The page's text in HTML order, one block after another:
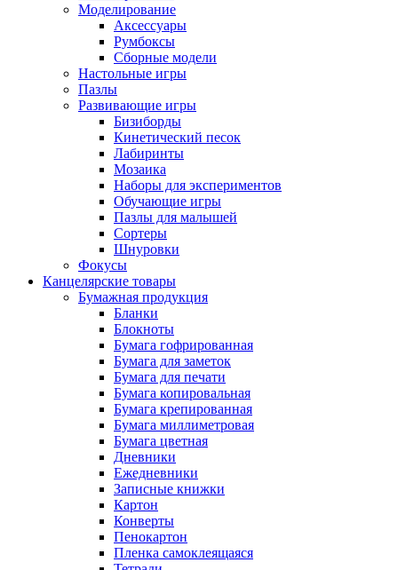
Моделирование
Аксессуары
Румбоксы
Сборные модели
Настольные игры
Пазлы
Развивающие игры
Бизиборды
Кинетический песок
Лабиринты
Мозаика
Наборы для экспериментов
Обучающие игры
Пазлы для малышей
Сортеры
Шнуровки
Фокусы
Канцелярские товары
Бумажная продукция
Бланки
Блокноты
Бумага гофрированная
Бумага для заметок
Бумага для печати
Бумага копировальная
Бумага крепированная
Бумага миллиметровая
Бумага цветная
Дневники
Ежедневники
Записные книжки
Картон
Конверты
Пенокартон
Пленка самоклеящаяся